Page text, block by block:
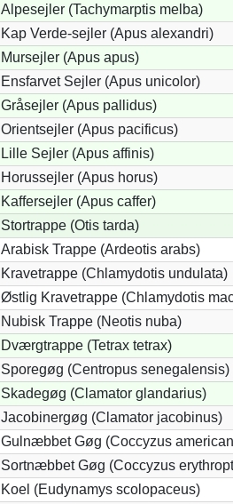
Alpesejler (Tachymarptis melba)
Kap Verde-sejler (Apus alexandri)
Mursejler (Apus apus)
Ensfarvet Sejler (Apus unicolor)
Gråsejler (Apus pallidus)
Orientsejler (Apus pacificus)
Lille Sejler (Apus affinis)
Horussejler (Apus horus)
Kaffersejler (Apus caffer)
Stortrappe (Otis tarda)
Arabisk Trappe (Ardeotis arabs)
Kravetrappe (Chlamydotis undulata)
Østlig Kravetrappe (Chlamydotis
Nubisk Trappe (Neotis nuba)
Dværgtrappe (Tetrax tetrax)
Sporegøg (Centropus senegalensis)
Skadegøg (Clamator glandarius)
Jacobinergøg (Clamator jacobinus)
Gulnæbbet Gøg (Coccyzus
Sortnæbbet Gøg (Coccyzus
Koel (Eudynamys scolopaceus)